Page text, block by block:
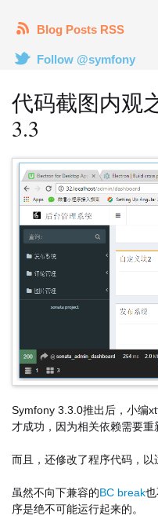
Blog Posts RSS
Follow @symfony
代码截图内观
3.3
Symfony 3.3.0推出后，小编
才成功，因为相关依赖需要重
而且，还修改了程序代码，以
虽然不向下兼容的BC break
序是绝不可能运行起来的。